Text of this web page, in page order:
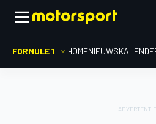
FORMULE 1 HOMENIEUWS